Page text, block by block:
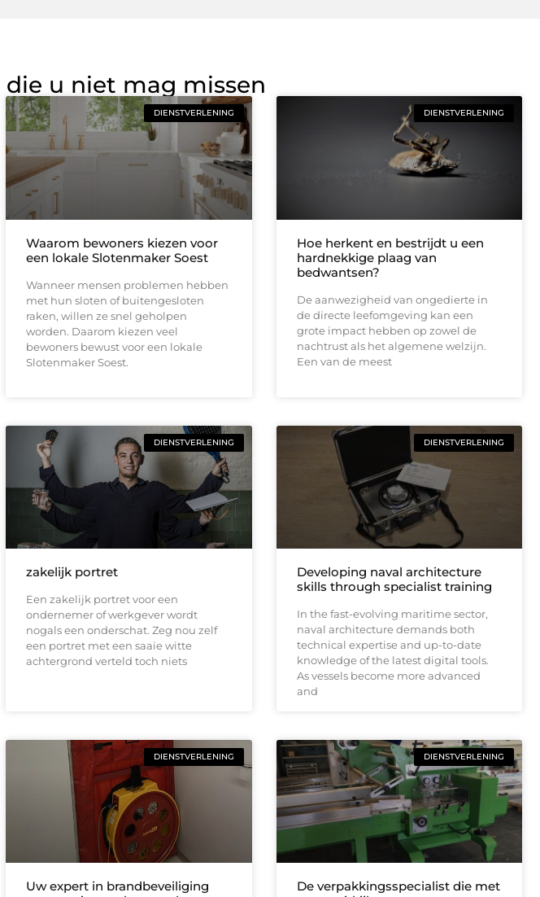
die u niet mag missen
DIENSTVERLENING
Waarom bewoners kiezen voor
een lokale Slotenmaker Soest
Wanneer mensen problemen hebben
met hun sloten of buitengesloten
raken, willen ze snel geholpen
worden. Daarom kiezen veel
bewoners bewust voor een lokale
Slotenmaker Soest.
DIENSTVERLENING
Hoe herkent en bestrijdt u een
hardnekkige plaag van
bedwantsen?
De aanwezigheid van ongedierte in
de directe leefomgeving kan een
grote impact hebben op zowel de
nachtrust als het algemene welzijn.
Een van de meest
DIENSTVERLENING
zakelijk portret
Een zakelijk portret voor een
ondernemer of werkgever wordt
nogals een onderschat. Zeg nou zelf
een portret met een saaie witte
achtergrond verteld toch niets
DIENSTVERLENING
Developing naval architecture
skills through specialist training
In the fast-evolving maritime sector,
naval architecture demands both
technical expertise and up-to-date
knowledge of the latest digital tools.
As vessels become more advanced
and
DIENSTVERLENING
Uw expert in brandbeveiliging
DIENSTVERLENING
De verpakkingsspecialist die met